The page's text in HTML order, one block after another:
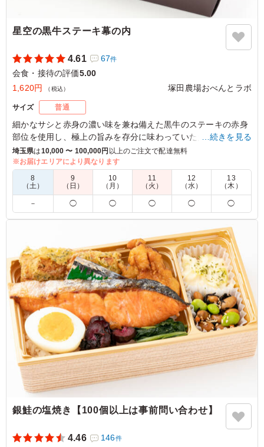
かなりの数の種類から選べるのでコスパがいいと感じまし
た。王道のグザイから少しレアな具材を選択できるため、
話のきっかけにもすることができました。今後も利用して
いきたいと考えております。
ご利用シーン：
東京都千代田区丸の内
星空の黒牛ステーキ幕の内
4.61 67件
会食・接待の評価5.00
1,620円
（税込） 塚田農場おべんとラボ
サイズ 普通
細かなサシと赤身の濃い味を兼ね備えた黒牛のステーキの赤身
部位を使用し、極上の旨みを存分に味わっていただけるお弁当
です。
旨みの強い赤身と自慢の若鶏のチキン南蛮を同時にお楽しみ下
さい。
※おべんとラボの若鶏のチキン南蛮にはタイ産のブロイラーを
使用しています。
4.0
お肉が美味しかったです。とても柔らかく、ご飯との相性
も抜群でよかったです。 標準であと3枚程度あるとお腹満
腹になったかも。 20歳すぎの若い子には少しボリューム
が物足りないない感じではありました。
ご利用シーン： 会食・接待 ›会食
東京都中野区沼袋2025/08/24
…続きを見る
埼玉県は10,000 〜 100,000円 以上のご注文で配達無料
※お届けエリアにより異なります
8
（土）
9
（日）
10
（月）
11
（火）
12
（水）
13
（木）
－ ◯ ◯ ◯ ◯ ◯
銀鮭の塩焼き【100個以上は事前問い合わせ】
4.46 146件